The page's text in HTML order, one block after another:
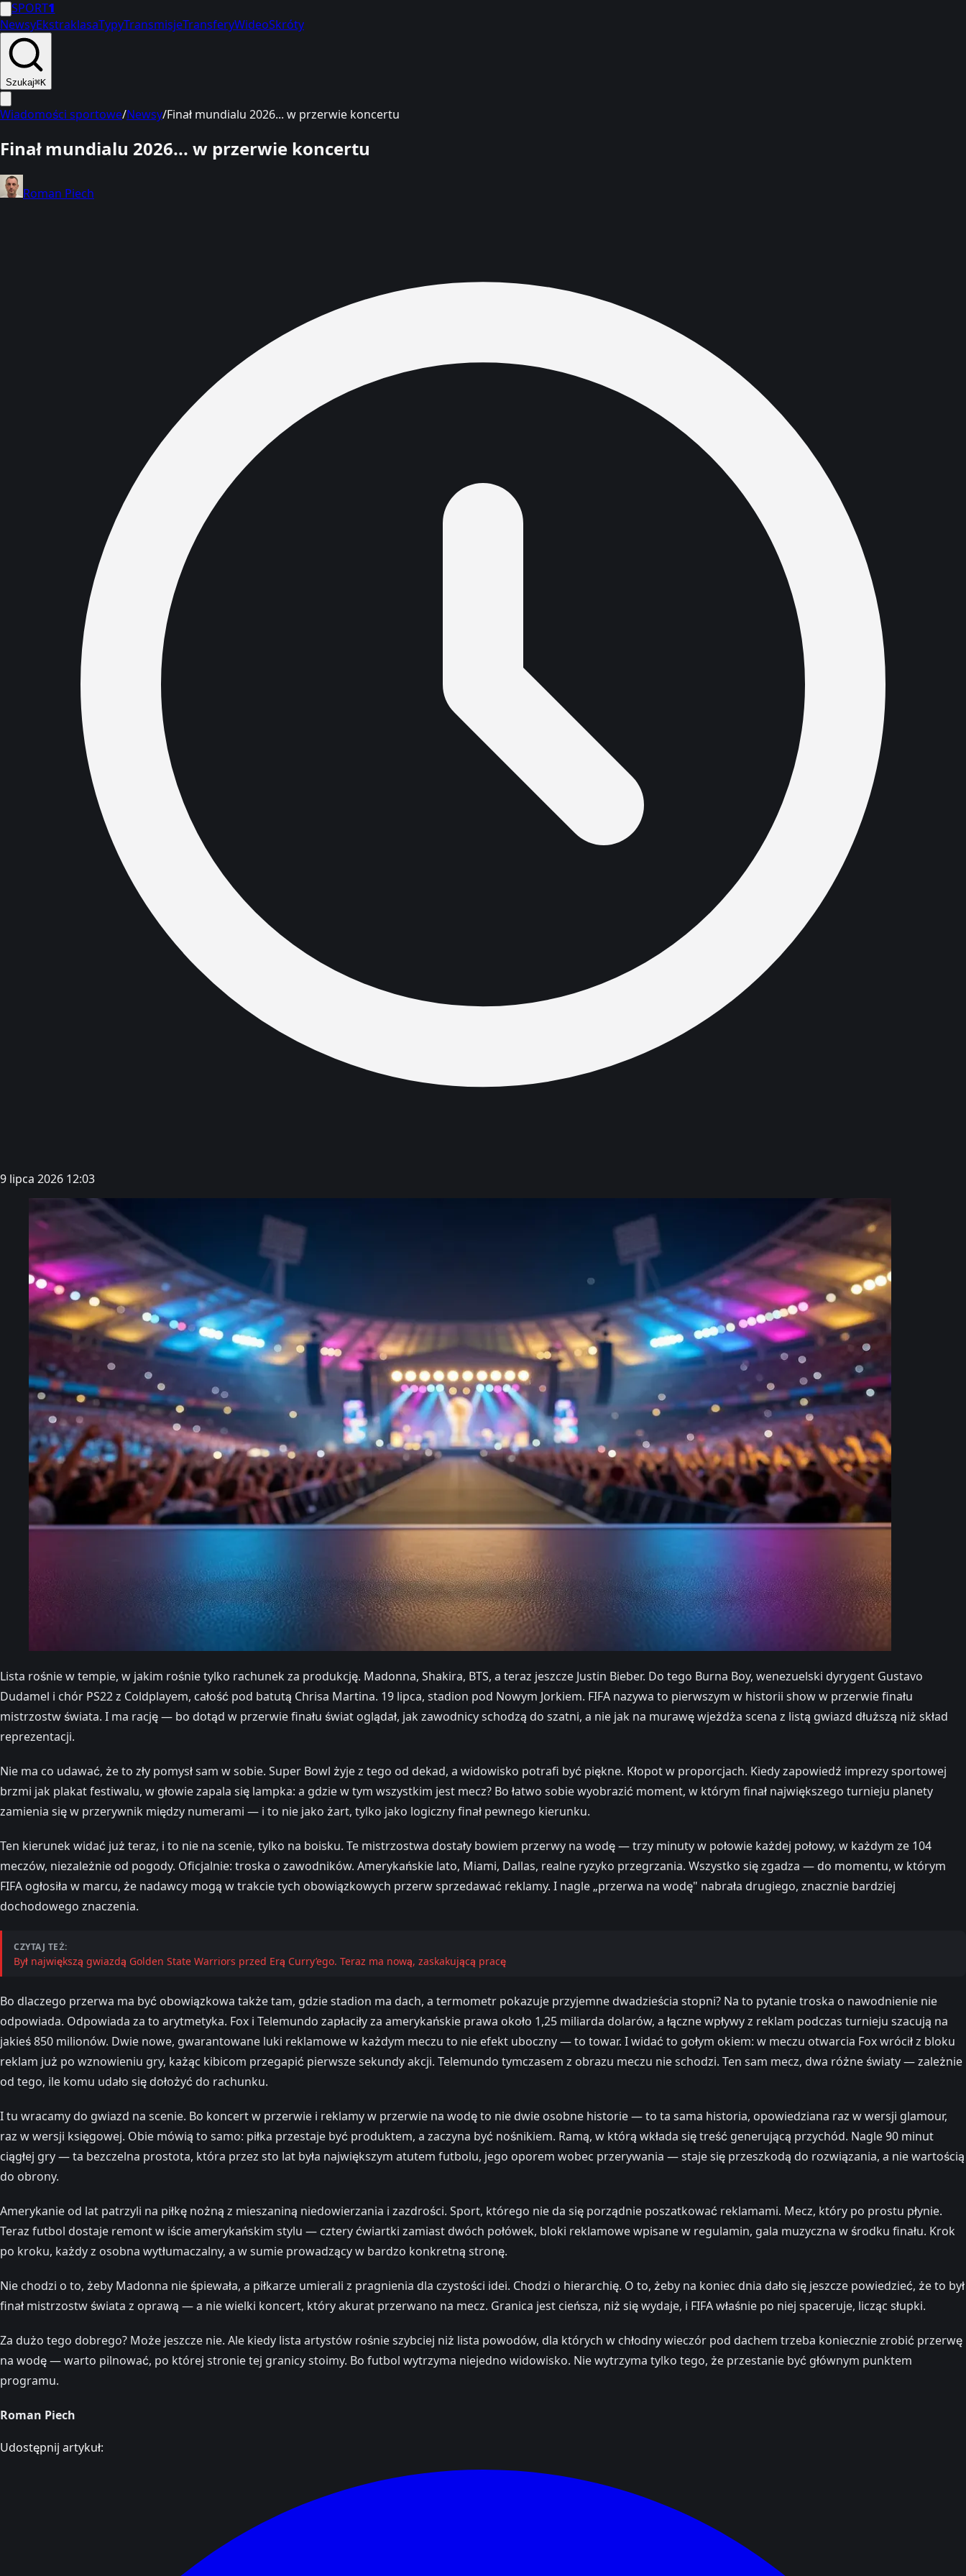
SPORT1
NewsyEkstraklasaTypyTransmisjeTransferyWideoSkróty
Szukaj⌘K
Wiadomości sportowe/Newsy/Finał mundialu 2026... w przerwie koncertu
Finał mundialu 2026... w przerwie koncertu
Roman Piech
9 lipca 2026 12:03
Lista rośnie w tempie, w jakim rośnie tylko rachunek za produkcję. Madonna, Shakira, BTS, a teraz jeszcze Justin Bieber. Do tego Burna Boy, wenezuelski dyrygent Gustavo
Dudamel i chór PS22 z Coldplayem, całość pod batutą Chrisa Martina. 19 lipca, stadion pod Nowym Jorkiem. FIFA nazywa to pierwszym w historii show w przerwie finału
mistrzostw świata. I ma rację — bo dotąd w przerwie finału świat oglądał, jak zawodnicy schodzą do szatni, a nie jak na murawę wjeżdża scena z listą gwiazd dłuższą niż skład
reprezentacji.
Nie ma co udawać, że to zły pomysł sam w sobie. Super Bowl żyje z tego od dekad, a widowisko potrafi być piękne. Kłopot w proporcjach. Kiedy zapowiedź imprezy sportowej
brzmi jak plakat festiwalu, w głowie zapala się lampka: a gdzie w tym wszystkim jest mecz? Bo łatwo sobie wyobrazić moment, w którym finał największego turnieju planety
zamienia się w przerywnik między numerami — i to nie jako żart, tylko jako logiczny finał pewnego kierunku.
Ten kierunek widać już teraz, i to nie na scenie, tylko na boisku. Te mistrzostwa dostały bowiem przerwy na wodę — trzy minuty w połowie każdej połowy, w każdym ze 104
meczów, niezależnie od pogody. Oficjalnie: troska o zawodników. Amerykańskie lato, Miami, Dallas, realne ryzyko przegrzania. Wszystko się zgadza — do momentu, w którym
FIFA ogłosiła w marcu, że nadawcy mogą w trakcie tych obowiązkowych przerw sprzedawać reklamy. I nagle „przerwa na wodę" nabrała drugiego, znacznie bardziej
dochodowego znaczenia.
CZYTAJ TEŻ:
Był największą gwiazdą Golden State Warriors przed Erą Curry’ego. Teraz ma nową, zaskakującą pracę
Bo dlaczego przerwa ma być obowiązkowa także tam, gdzie stadion ma dach, a termometr pokazuje przyjemne dwadzieścia stopni? Na to pytanie troska o nawodnienie nie
odpowiada. Odpowiada za to arytmetyka. Fox i Telemundo zapłaciły za amerykańskie prawa około 1,25 miliarda dolarów, a łączne wpływy z reklam podczas turnieju szacują na
jakieś 850 milionów. Dwie nowe, gwarantowane luki reklamowe w każdym meczu to nie efekt uboczny — to towar. I widać to gołym okiem: w meczu otwarcia Fox wrócił z bloku
reklam już po wznowieniu gry, każąc kibicom przegapić pierwsze sekundy akcji. Telemundo tymczasem z obrazu meczu nie schodzi. Ten sam mecz, dwa różne światy — zależnie
od tego, ile komu udało się dołożyć do rachunku.
I tu wracamy do gwiazd na scenie. Bo koncert w przerwie i reklamy w przerwie na wodę to nie dwie osobne historie — to ta sama historia, opowiedziana raz w wersji glamour,
raz w wersji księgowej. Obie mówią to samo: piłka przestaje być produktem, a zaczyna być nośnikiem. Ramą, w którą wkłada się treść generującą przychód. Nagle 90 minut
ciągłej gry — ta bezczelna prostota, która przez sto lat była największym atutem futbolu, jego oporem wobec przerywania — staje się przeszkodą do rozwiązania, a nie wartością
do obrony.
Amerykanie od lat patrzyli na piłkę nożną z mieszaniną niedowierzania i zazdrości. Sport, którego nie da się porządnie poszatkować reklamami. Mecz, który po prostu płynie.
Teraz futbol dostaje remont w iście amerykańskim stylu — cztery ćwiartki zamiast dwóch połówek, bloki reklamowe wpisane w regulamin, gala muzyczna w środku finału. Krok
po kroku, każdy z osobna wytłumaczalny, a w sumie prowadzący w bardzo konkretną stronę.
Nie chodzi o to, żeby Madonna nie śpiewała, a piłkarze umierali z pragnienia dla czystości idei. Chodzi o hierarchię. O to, żeby na koniec dnia dało się jeszcze powiedzieć, że to był
finał mistrzostw świata z oprawą — a nie wielki koncert, który akurat przerwano na mecz. Granica jest cieńsza, niż się wydaje, i FIFA właśnie po niej spaceruje, licząc słupki.
Za dużo tego dobrego? Może jeszcze nie. Ale kiedy lista artystów rośnie szybciej niż lista powodów, dla których w chłodny wieczór pod dachem trzeba koniecznie zrobić przerwę
na wodę — warto pilnować, po której stronie tej granicy stoimy. Bo futbol wytrzyma niejedno widowisko. Nie wytrzyma tylko tego, że przestanie być głównym punktem
programu.
Roman Piech
Udostępnij artykuł: